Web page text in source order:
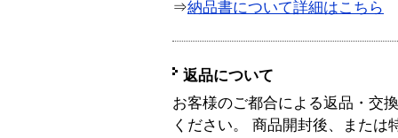
⇒納品書について詳細はこちら
返品について
お客様のご都合による返品・交
ください。 商品開封後、または